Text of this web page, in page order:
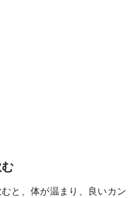
と、体が温まり、良いカン